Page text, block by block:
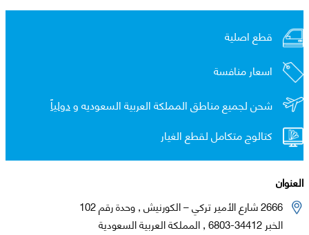
قطع اصلية
اسعار منافسة
شحن لجميع مناطق المملكة العربية السعوديه ودولياً
كتالوج متكامل لقطع الغيار
العنوان
2666 شارع الأمير تركي – الكورنيش , وحدة رقم 102
الخبر 34412-6803 , المملكة العربية السعودية